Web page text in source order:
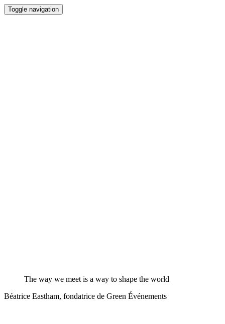
Toggle navigation
The way we meet is a way to shape the world
Béatrice Eastham, fondatrice de Green Événements